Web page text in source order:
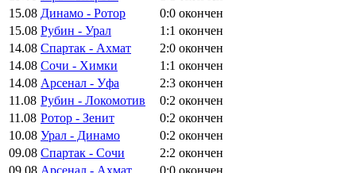
15.08 Динамо - Ротор 0:0 окончен
15.08 Рубин - Урал 1:1 окончен
14.08 Спартак - Ахмат 2:0 окончен
14.08 Сочи - Химки 1:1 окончен
14.08 Арсенал - Уфа 2:3 окончен
11.08 Рубин - Локомотив 0:2 окончен
11.08 Ротор - Зенит 0:2 окончен
10.08 Урал - Динамо 0:2 окончен
09.08 Спартак - Сочи 2:2 окончен
09.08 Арсенал - Ахмат 0:0 окончен